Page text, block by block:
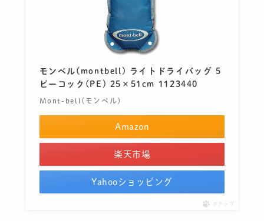
モンベル(montbell) ライトドライバッグ 5
ピーコック(PE) 25×51cm 1123440
Mont-bell(モンベル)
Amazon
楽天市場
Yahooショッピング
ポチップ